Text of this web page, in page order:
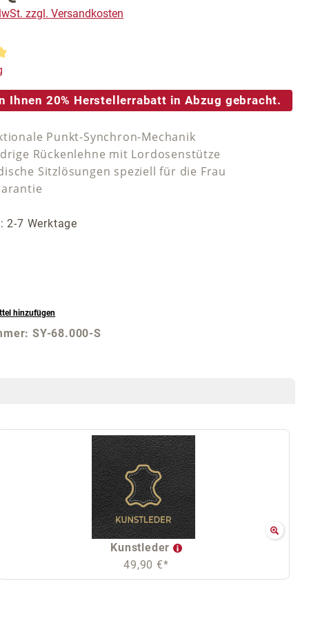
zzgl. Versandkosten
Bewertung von 5 von 5 Sternen
Ihnen 20% Herstellerrabatt in Abzug gebracht.
Punkt-Synchron-Mechanik
Rückenlehne mit Lordosenstütze
Sitzlösungen speziell für die Frau
2-7 Werktage
hinzufügen
SY-68.000-S
Kunstleder
49,90 €*